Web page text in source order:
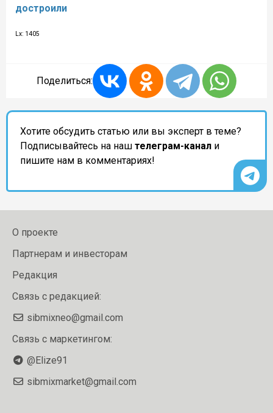
достроили
Lx: 1405
Поделиться:
Хотите обсудить статью или вы эксперт в теме?
Подписывайтесь на наш телеграм-канал и
пишите нам в комментариях!
О проекте
Партнерам и инвесторам
Редакция
Связь с редакцией:
sibmixneo@gmail.com
Связь с маркетингом:
@Elize91
sibmixmarket@gmail.com